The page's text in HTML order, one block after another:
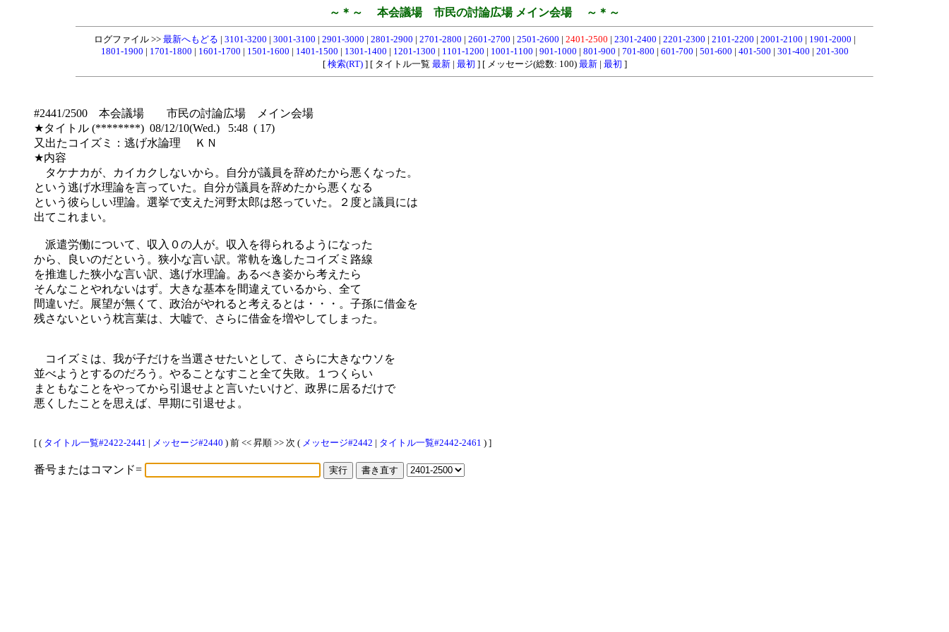
～＊～ 本会議場 市民の討論広場 メイン会場 ～＊～
ログファイル >> 最新へもどる | 3101-3200 | 3001-3100 | 2901-3000 | 2801-2900 | 2701-2800 | 2601-2700 | 2501-2600 | 2401-2500 | 2301-2400 | 2201-2300 | 2101-2200 | 2001-2100 | 1901-2000 |
1801-1900 | 1701-1800 | 1601-1700 | 1501-1600 | 1401-1500 | 1301-1400 | 1201-1300 | 1101-1200 | 1001-1100 | 901-1000 | 801-900 | 701-800 | 601-700 | 501-600 | 401-500 | 301-400 | 201-300
[ 検索(RT)] [ タイトル一覧 最新| 最初 ] [ メッセージ(総数: 100) 最新| 最初 ]
#2441/2500 本会議場 市民の討論広場 メイン会場
★タイトル (********) 08/12/10(Wed.) 5:48 ( 17)
又出たコイズミ：逃げ水論理 ＫＮ
★内容
タケナカが、カイカクしないから。自分が議員を辞めたから悪くなった。
という逃げ水理論を言っていた。自分が議員を辞めたから悪くなる
という彼らしい理論。選挙で支えた河野太郎は怒っていた。２度と議員には
出てこれまい。
派遣労働について、収入０の人が。収入を得られるようになった
から、良いのだという。狭小な言い訳。常軌を逸したコイズミ路線
を推進した狭小な言い訳、逃げ水理論。あるべき姿から考えたら
そんなことやれないはず。大きな基本を間違えているから、全て
間違いだ。展望が無くて、政治がやれると考えるとは・・・。子孫に借金を
残さないという枕言葉は、大嘘で、さらに借金を増やしてしまった。
コイズミは、我が子だけを当選させたいとして、さらに大きなウソを
並べようとするのだろう。やることなすこと全て失敗。１つくらい
まともなことをやってから引退せよと言いたいけど、政界に居るだけで
悪くしたことを思えば、早期に引退せよ。
[ ( タイトル一覧#2422-2441 | メッセージ#2440 ) 前 << 昇順 >> 次 ( メッセージ#2442 | タイトル一覧#2442-2461 ) ]
番号またはコマンド=